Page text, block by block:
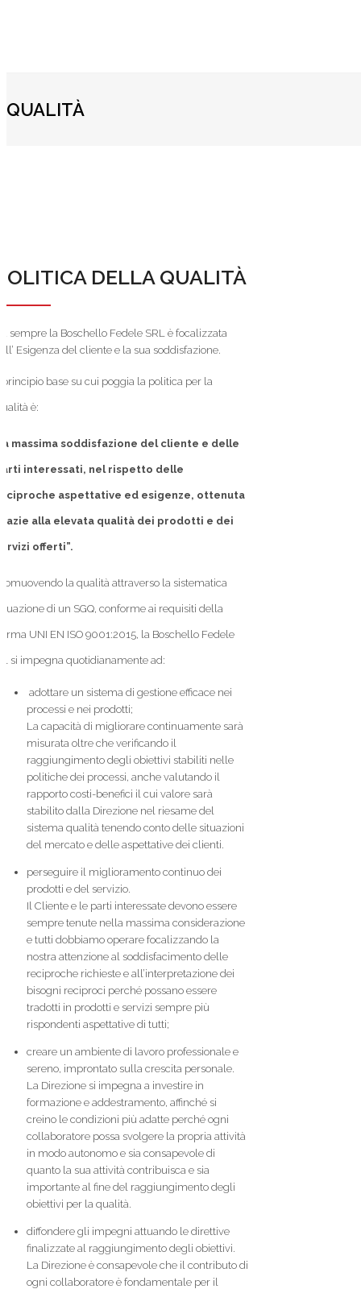
QUALITÀ
DELLA QUALITÀ
sempre la Boschello Fedele SRL è focalizzata
Esigenza del cliente e la sua soddisfazione.
principio base su cui poggia la politica per la
è:
massima soddisfazione del cliente e delle
interessati, nel rispetto delle
aspettative ed esigenze, ottenuta
alla elevata qualità dei prodotti e dei
offerti”.
la qualità attraverso la sistematica
di un SGQ, conforme ai requisiti della
UNI EN ISO 9001:2015, la Boschello Fedele
si impegna quotidianamente ad:
adottare un sistema di gestione efficace nei
processi e nei prodotti;
La capacità di migliorare continuamente sarà
misurata oltre che verificando il
raggiungimento degli obiettivi stabiliti nelle
politiche dei processi, anche valutando il
rapporto costi-benefici il cui valore sarà
stabilito dalla Direzione nel riesame del
sistema qualità tenendo conto delle situazioni
del mercato e delle aspettative dei clienti.
perseguire il miglioramento continuo dei
prodotti e del servizio.
Il Cliente e le parti interessate devono essere
sempre tenute nella massima considerazione
e tutti dobbiamo operare focalizzando la
nostra attenzione al soddisfacimento delle
reciproche richieste e all’interpretazione dei
bisogni reciproci perché possano essere
tradotti in prodotti e servizi sempre più
rispondenti aspettative di tutti;
creare un ambiente di lavoro professionale e
sereno, improntato sulla crescita personale.
La Direzione si impegna a investire in
formazione e addestramento, affinché si
creino le condizioni più adatte perché ogni
collaboratore possa svolgere la propria attività
in modo autonomo e sia consapevole di
quanto la sua attività contribuisca e sia
importante al fine del raggiungimento degli
obiettivi per la qualità.
diffondere gli impegni attuando le direttive
finalizzate al raggiungimento degli obiettivi.
La Direzione è consapevole che il contributo di
ogni collaboratore è fondamentale per il